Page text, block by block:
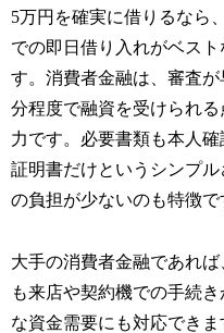
5万円を確実に借りるなら
での即日借り入れがベス
す。消費者金融は、審査が
分程度で融資を受けられ
力です。必要書類も本人確
証明書だけというシンプル
の負担が少ないのも特徴で
大手の消費者金融であれ
も来店や契約機での手続
な資金需要にも対応でき